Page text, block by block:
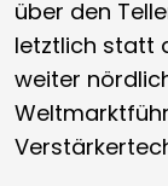
über den
letztlich statt
weiter